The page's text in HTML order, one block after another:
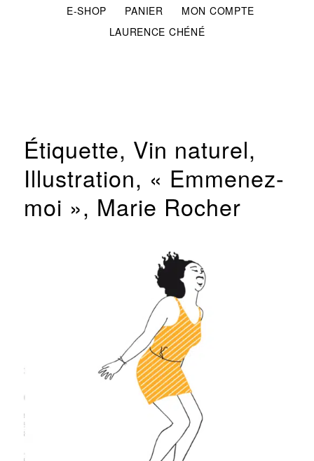
E-SHOP PANIER
MON COMPTE
LAURENCE CHÉNÉ
Étiquette, Vin naturel,
Illustration, « Emmenez-
moi », Marie Rocher